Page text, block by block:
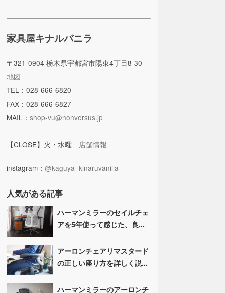
家具屋キナルバニラ
〒321-0904 栃木県宇都宮市陽東4丁目8-30
地図
TEL：028-666-6820
FAX：028-666-6827
MAIL：shop-vu@nonversus.jp
【CLOSE】火・水曜 店舗情報
instagram：@kaguya_kinaruvanilla
人気がある記事
ハーマンミラーのセイルチェ
アを5年使って感じた、良...
アーロンチェアリマスタード
の正しい座り方を詳しく説...
ハーマンミラーのアーロンチ